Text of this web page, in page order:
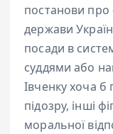
постанови
держави
посади в
суддями або
Івченку хоча
підозру, інші
моральної